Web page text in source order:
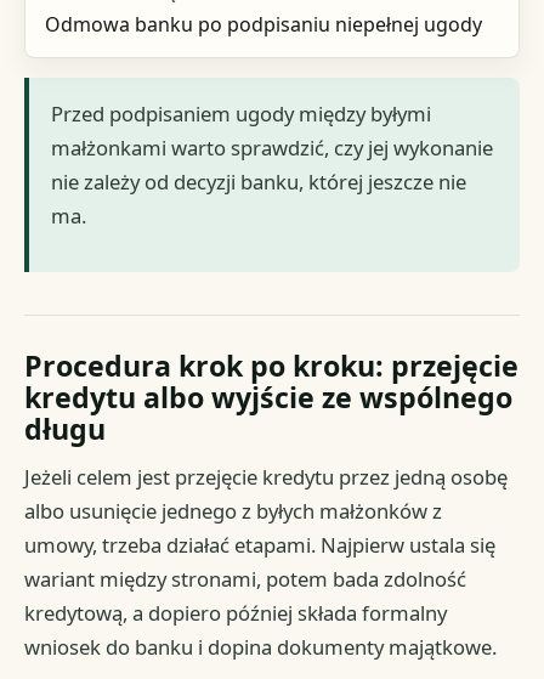
Odmowa banku po podpisaniu niepełnej ugody
Przed podpisaniem ugody między byłymi
małżonkami warto sprawdzić, czy jej wykonanie
nie zależy od decyzji banku, której jeszcze nie
ma.
Procedura krok po kroku: przejęcie
kredytu albo wyjście ze wspólnego
długu
Jeżeli celem jest przejęcie kredytu przez jedną osobę
albo usunięcie jednego z byłych małżonków z
umowy, trzeba działać etapami. Najpierw ustala się
wariant między stronami, potem bada zdolność
kredytową, a dopiero później składa formalny
wniosek do banku i dopina dokumenty majątkowe.